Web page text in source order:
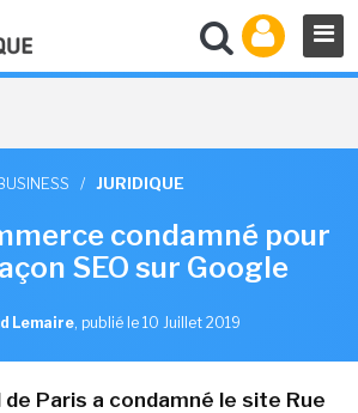
/ JURIDIQUE
condamné pour
SEO sur Google
Lemaire, publié le 10 Juillet 2019
de Paris a condamné le site Rue